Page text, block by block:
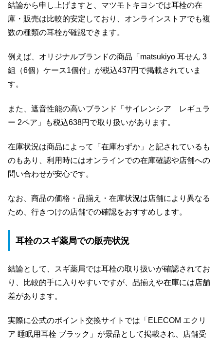
結論から申し上げますと、マツモトキヨシでは耳栓の在
庫・販売は比較的安定しており、オンラインストアでも複
数の種類の耳栓が確認できます。
例えば、オリジナルブランドの商品「matsukiyo 耳せん 3
組（6個）ケース1個付」が税込437円で掲載されていま
す。
また、遮音性能の高いブランド「サイレンシア レギュラ
ー 2ペア」も税込638円で取り扱いがあります。
在庫状況は商品によって「在庫わずか」と記されているも
のもあり、利用時にはオンラインでの在庫確認や店舗への
問い合わせが安心です。
なお、商品の価格・品揃え・在庫状況は店舗により異なる
ため、行きつけの店舗での確認をおすすめします。
耳栓のスギ薬局での販売状況
結論として、スギ薬局では耳栓の取り扱いが確認されてお
り、比較的手に入りやすいですが、品揃えや在庫には店舗
差があります。
実際に公式のポイント交換サイトでは「ELECOM エクリ
ア 睡眠用耳栓 ブラック」が景品として掲載され、店舗受